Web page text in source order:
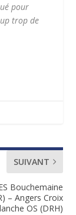
pour
trop de
SUIVANT
Bouchemaine
– Angers Croix
OS (DRH)